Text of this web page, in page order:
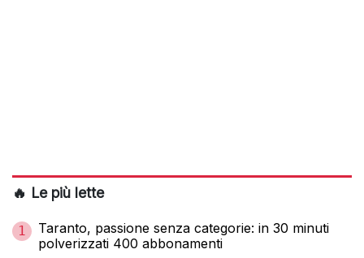
🔥 Le più lette
1
Taranto, passione senza categorie: in 30 minuti
polverizzati 400 abbonamenti